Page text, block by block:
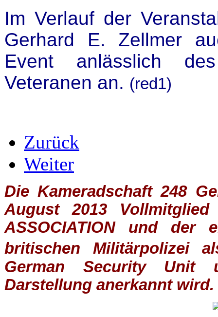
Im Verlauf der
Gerhard E. Zellmer
Event anlässlich
Veteranen an. (red1)
Zurück
Weiter
Die Kameradschaft 248
August 2013
ASSOCIATIONund der
britischen
Militärpolizei
German Security Unit
Darstellung anerkannt wird.